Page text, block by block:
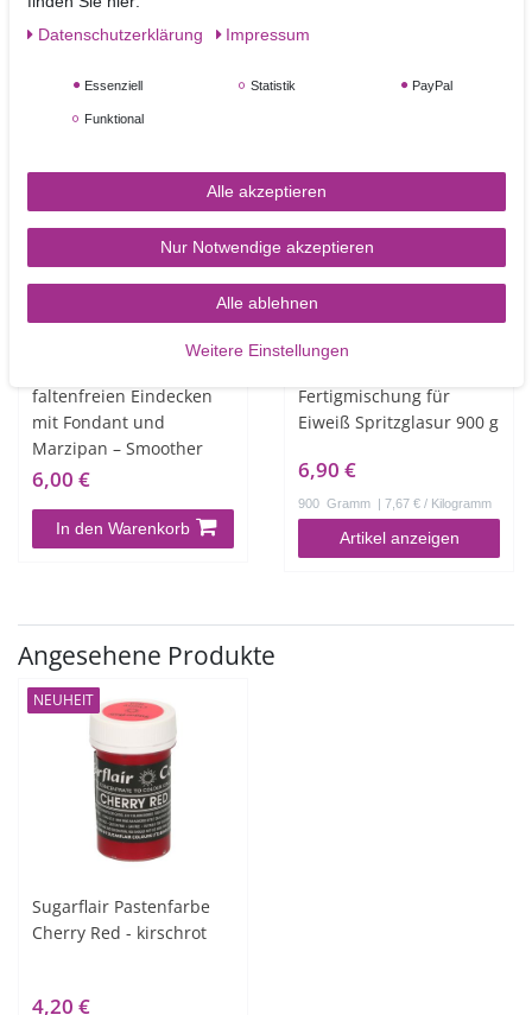
400 Gramm | 11,25 € / Kilogramm
faltenfreien Eindecken
mit Fondant und
Marzipan – Smoother
6,00 €
In den Warenkorb
Fertigmischung für
Eiweiß Spritzglasur 900 g
6,90 €
900 Gramm | 7,67 € / Kilogramm
Artikel anzeigen
Angesehene Produkte
NEUHEIT
Sugarflair Pastenfarbe
Cherry Red - kirschrot
4,20 €
Daten­schutz­erklärung
Impressum
Essenziell Statistik PayPal
Funktional
Alle akzeptieren
Nur Notwendige akzeptieren
Alle ablehnen
Weitere Einstellungen